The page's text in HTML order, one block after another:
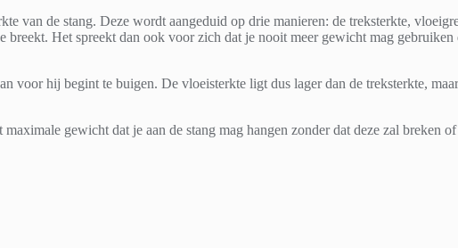
van de stang. Deze wordt aangeduid op drie manieren: de treksterkte,
Het spreekt dan ook voor zich dat je nooit meer gewicht mag
voor hij begint te buigen. De vloeisterkte ligt dus lager dan de treksterkte,
gewicht dat je aan de stang mag hangen zonder dat deze zal breken